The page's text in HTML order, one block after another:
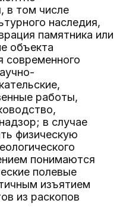
в том числе
наследия,
памятника или
объекта
современного
работы,
в случае
физическую
понимаются
полевые
изъятием
из раскопов